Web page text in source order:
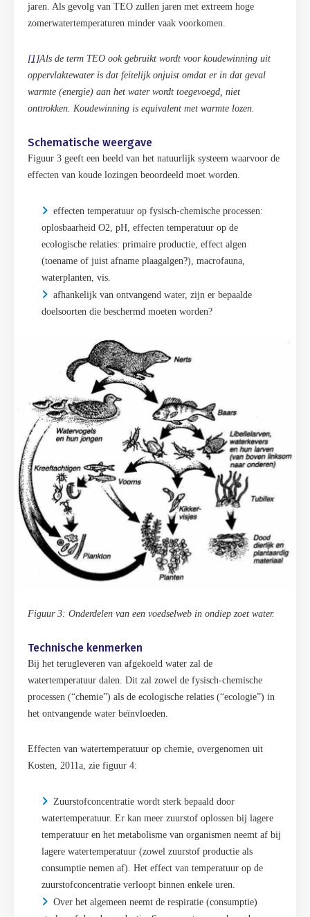
jaren. Als gevolg van TEO zullen jaren met extreem hoge
zomerwatertemperaturen minder vaak voorkomen.
[1]Als de term TEO ook gebruikt wordt voor koudewinning uit
oppervlaktewater is dat feitelijk onjuist omdat er in dat geval
warmte (energie) aan het water wordt toegevoegd, niet
onttrokken. Koudewinning is equivalent met warmte lozen.
Schematische weergave
Figuur 3 geeft een beeld van het natuurlijk systeem waarvoor de
effecten van koude lozingen beoordeeld moet worden.
effecten temperatuur op fysisch-chemische processen:
oplosbaarheid O2, pH, effecten temperatuur op de
ecologische relaties: primaire productie, effect algen
(toename of juist afname plaagalgen?), macrofauna,
waterplanten, vis.
afhankelijk van ontvangend water, zijn er bepaalde
doelsoorten die beschermd moeten worden?
Figuur 3: Onderdelen van een voedselweb in ondiep zoet water.
Technische kenmerken
Bij het terugleveren van afgekoeld water zal de
watertemperatuur dalen. Dit zal zowel de fysisch-chemische
processen (“chemie”) als de ecologische relaties (“ecologie”) in
het ontvangende water beïnvloeden.
Effecten van watertemperatuur op chemie, overgenomen uit
Kosten, 2011a, zie figuur 4:
Zuurstofconcentratie wordt sterk bepaald door
watertemperatuur. Er kan meer zuurstof oplossen bij lagere
temperatuur en het metabolisme van organismen neemt af bij
lagere watertemperatuur (zowel zuurstof productie als
consumptie nemen af). Het effect van temperatuur op de
zuurstofconcentratie verloopt binnen enkele uren.
Over het algemeen neemt de respiratie (consumptie)